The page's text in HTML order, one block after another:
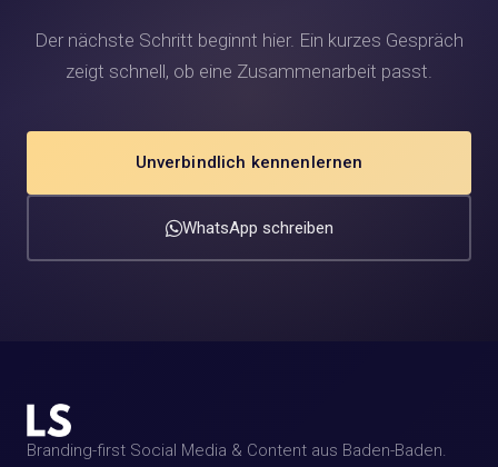
Der nächste Schritt beginnt hier. Ein kurzes Gespräch
zeigt schnell, ob eine Zusammenarbeit passt.
Unverbindlich kennenlernen
WhatsApp schreiben
Branding-first Social Media & Content aus Baden-Baden.